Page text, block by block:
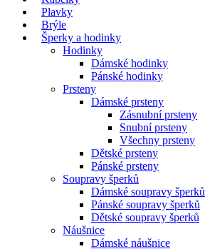
Plavky
Brýle
Šperky a hodinky
Hodinky
Dámské hodinky
Pánské hodinky
Prsteny
Dámské prsteny
Zásnubní prsteny
Snubní prsteny
Všechny prsteny
Dětské prsteny
Pánské prsteny
Soupravy šperků
Dámské soupravy šperků
Pánské soupravy šperků
Dětské soupravy šperků
Náušnice
Dámské náušnice